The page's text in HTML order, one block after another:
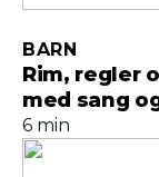
Rim, regler
med sang
BARN
6 min